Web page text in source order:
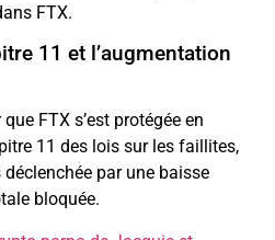
FTX.
11 et l’augmentation
FTX s’est protégée en
11 des lois sur les faillites,
par une baisse
bloquée.